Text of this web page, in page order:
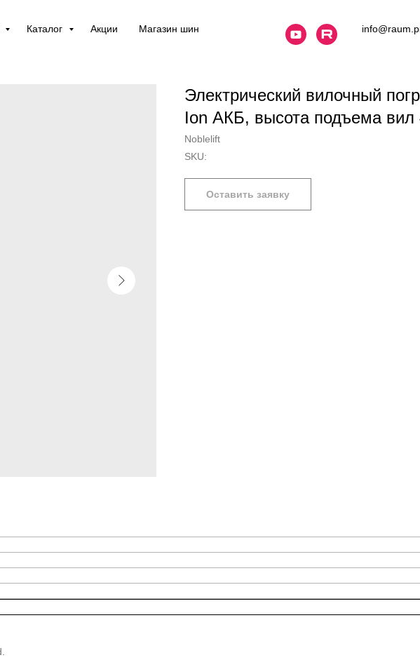
Каталог Акции Магазин шин
Электрический вилочный
Ion АКБ, высота подъема
Noblelift
SKU:
Оставить заявку